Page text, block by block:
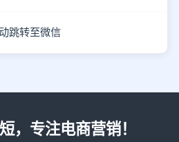
跳转至微信
，专注电商营销！